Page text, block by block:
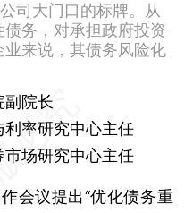
司大门口的标牌。从
务，对承担政府投资
来说，其债务风险化
副院长
率研究中心主任
场研究中心主任
议提出“优化债务重